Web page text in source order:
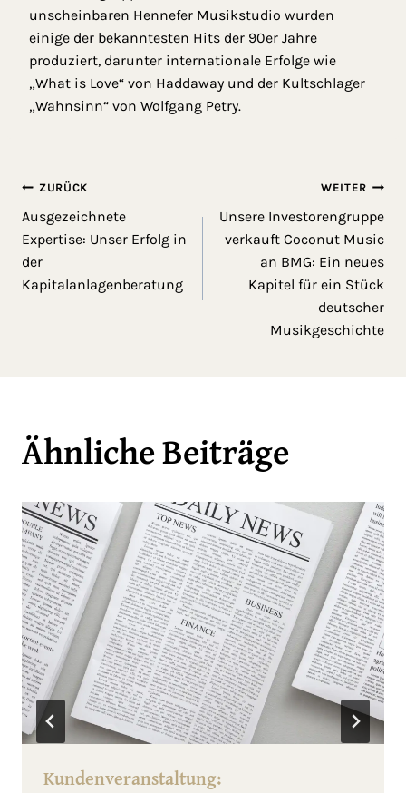
unscheinbaren Hennefer Musikstudio wurden
einige der bekanntesten Hits der 90er Jahre
produziert, darunter internationale Erfolge wie
„What is Love“ von Haddaway und der Kultschlager
„Wahnsinn“ von Wolfgang Petry.
ZURÜCK
Ausgezeichnete
Expertise: Unser Erfolg in
der
Kapitalanlagenberatung
WEITER
Unsere Investorengruppe
verkauft Coconut Music
an BMG: Ein neues
Kapitel für ein Stück
deutscher
Musikgeschichte
Ähnliche Beiträge
Kundenveranstaltung: